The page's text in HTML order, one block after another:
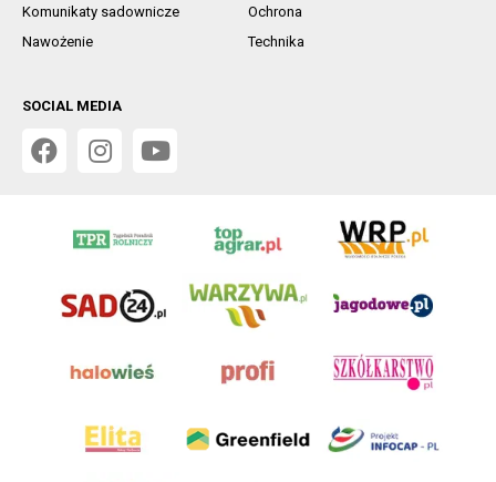
Komunikaty sadownicze
Ochrona
Nawożenie
Technika
SOCIAL MEDIA